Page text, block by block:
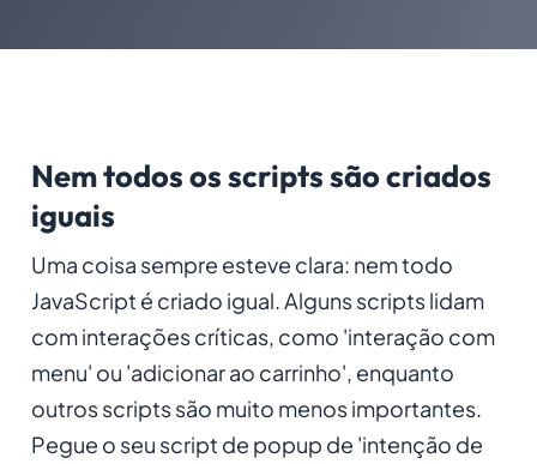
Nem todos os scripts são criados
iguais
Uma coisa sempre esteve clara: nem todo
JavaScript é criado igual. Alguns scripts lidam
com interações críticas, como 'interação com
menu' ou 'adicionar ao carrinho', enquanto
outros scripts são muito menos importantes.
Pegue o seu script de popup de 'intenção de